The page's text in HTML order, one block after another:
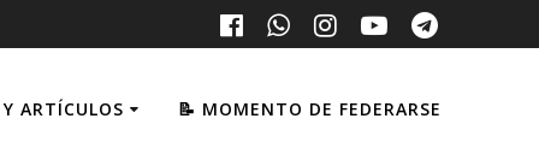
ARTÍCULOS 📝 MOMENTO DE FEDERARSE